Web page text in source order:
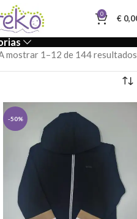
0 €
mostrar 1–12 de 144 resultados
-50%